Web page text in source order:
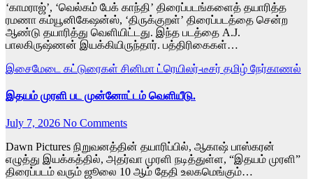
‘காமராஜ்’, ‘வெல்கம் பேக் காந்தி’ திரைப்படங்களைத் தயாரித்த
ரமணா கம்யூனிகேஷன்ஸ், ‘திருக்குறள்’ திரைப்படத்தை சென்ற
ஆண்டு தயாரித்து வெளியிட்டது. இந்த படத்தை A.J.
பாலகிருஷ்ணன் இயக்கியிருந்தார். பத்திரிகைகள்…
இசைமேடை கட்டுரைகள் சினிமா ட்ரெயிலர்-டீசர் தமிழ் நேர்காணல்
இதயம் முரளி பட முன்னோட்டம் வெளியீடு.
July 7, 2026 No Comments
Dawn Pictures நிறுவனத்தின் தயாரிப்பில், ஆகாஷ் பாஸ்கரன்
எழுத்து இயக்கத்தில், அதர்வா முரளி நடித்துள்ள, “இதயம் முரளி”
திரைப்படம் வரும் ஜூலை 10 ஆம் தேதி உலகமெங்கும்…